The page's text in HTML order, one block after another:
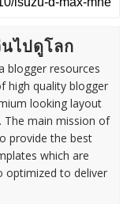
ไปดูโลก
blogger resources
high quality blogger
looking layout
The main mission of
provide the best
which are
optimized to deliver